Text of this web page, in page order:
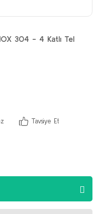
304 - 4 Katlı Tel
Tavsiye Et